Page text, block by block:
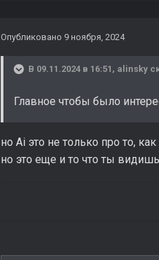
Опубликовано 9 ноября, 2024
В 09.11.2024 в 16:51, alinsky
Главное чтобы было
но Ai это не только про то,
но это еще и то что ты